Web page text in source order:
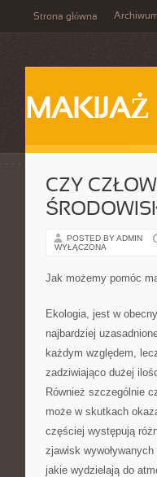
Strona główna
MAKIJAŻ
CZY
POSTED BY ADMIN
WYŁĄCZONA
Jak możemy pomóc
Ekologia, jest w
najbardziej
każdym względem,
zadziwiająco dużej
Również szczególnie
może w skutkach
częściej występują
zjawisk
jakie wydzielają do